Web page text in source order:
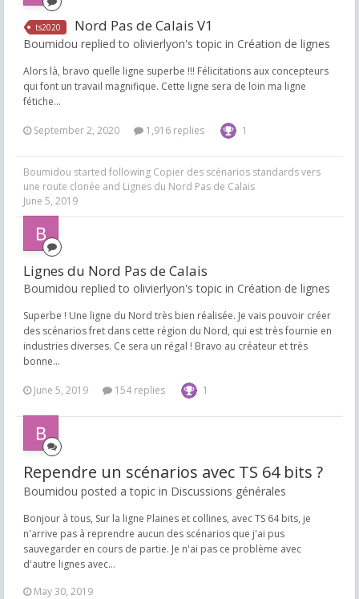
ts2020 Nord Pas de Calais V1
Boumidou replied to olivierlyon's topic in Création de lignes
Alors là, bravo quelle ligne superbe !!! Félicitations aux concepteurs
qui font un travail magnifique. Cette ligne sera de loin ma ligne
fétiche...
September 2, 2020 1,916 replies 1
Boumidou started following Copier des scénarios standards vers
une route clonée and Lignes du Nord Pas de Calais
June 5, 2019
Lignes du Nord Pas de Calais
Boumidou replied to olivierlyon's topic in Création de lignes
Superbe ! Une ligne du Nord très bien réalisée. Je vais pouvoir créer
des scénarios fret dans cette région du Nord, qui est très fournie en
industries diverses. Ce sera un régal ! Bravo au créateur et très
bonne...
June 5, 2019 154 replies 1
Rependre un scénarios avec TS 64 bits ?
Boumidou posted a topic in Discussions générales
Bonjour à tous, Sur la ligne Plaines et collines, avec TS 64 bits, je
n'arrive pas à reprendre aucun des scénarios que j'ai pus
sauvegarder en cours de partie. Je n'ai pas ce problème avec
d'autre lignes avec...
May 30, 2019